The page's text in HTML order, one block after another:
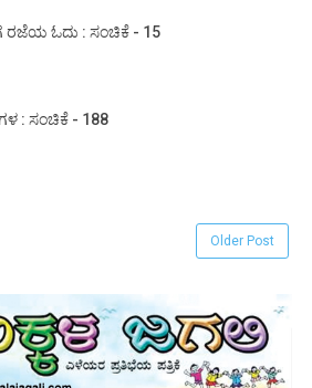
ರಜೆಯ ಓದು : ಸಂಚಿಕೆ - 15
: ಸಂಚಿಕೆ - 188
Older Post